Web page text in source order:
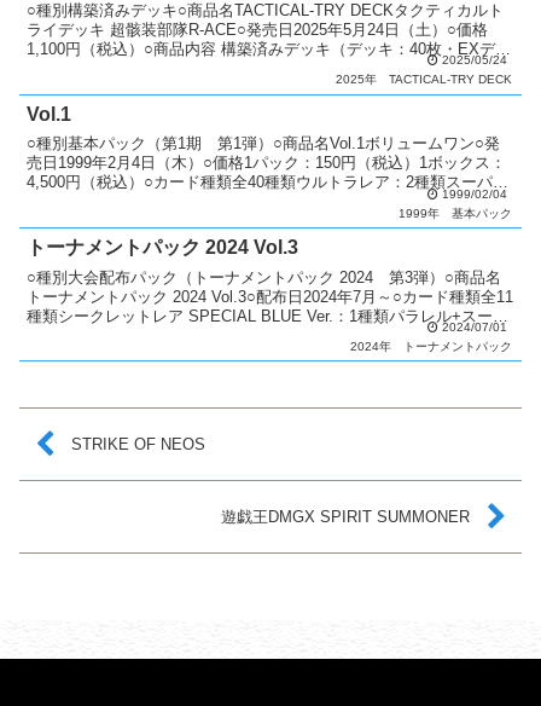
○種別構築済みデッキ○商品名TACTICAL-TRY DECKタクティカルト
ライデッキ 超骸装部隊R-ACE○発売日2025年5月24日（土）○価格
1,100円（税込）○商品内容 構築済みデッキ（デッキ：40枚・EXデッ
2025/05/24
2025年
TACTICAL-TRY DECK
Vol.1
○種別基本パック（第1期 第1弾）○商品名Vol.1ボリュームワン○発
売日1999年2月4日（木）○価格1パック：150円（税込）1ボックス：
4,500円（税込）○カード種類全40種類ウルトラレア：2種類スーパー
1999/02/04
1999年
基本パック
トーナメントパック 2024 Vol.3
○種別大会配布パック（トーナメントパック 2024 第3弾）○商品名
トーナメントパック 2024 Vol.3○配布日2024年7月～○カード種類全11
種類シークレットレア SPECIAL BLUE Ver.：1種類パラレル+スーパ
2024/07/01
2024年
トーナメントパック
STRIKE OF NEOS
遊戯王DMGX SPIRIT SUMMONER